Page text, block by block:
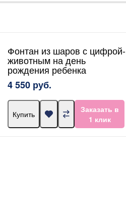
Фонтан из шаров с цифрой-
животным на день
рождения ребенка
4 550 руб.
Купить
Заказать в
1 клик